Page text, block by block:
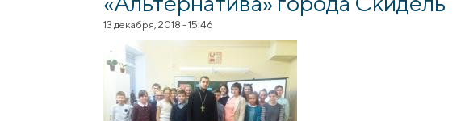
13 декабря, 2018 - 15:46